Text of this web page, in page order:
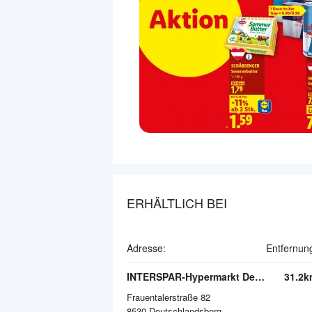
ERHÄLTLICH BEI
Adresse:
INTERSPAR-Hypermarkt Deutschlandsberg
Frauentalerstraße 82